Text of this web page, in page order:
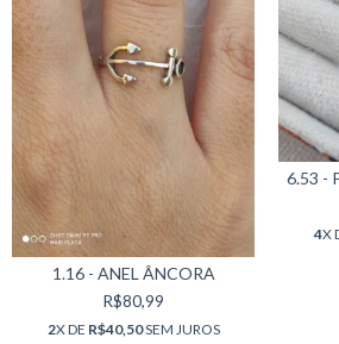
1.16 - ANEL ÂNCORA
R$80,99
2X DE R$40,50SEM JUROS
6.53 -
4X